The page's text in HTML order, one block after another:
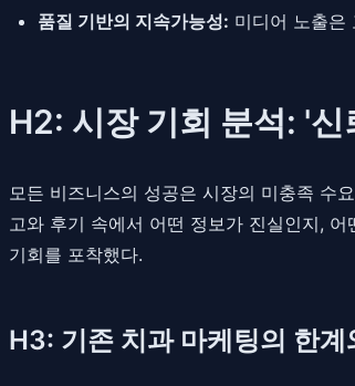
품질 기반의 지속가능성: 미디어 노출은
H2: 시장 기회 분석: '
모든 비즈니스의 성공은 시장의 미충족 수
고와 후기 속에서 어떤 정보가 진실인지,
기회를 포착했다.
H3: 기존 치과 마케팅의 한계